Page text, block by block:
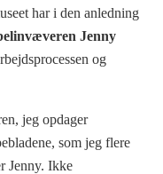
har i den anledning
Jenny
og
jeg opdager
som jeg flere
Jenny. Ikke